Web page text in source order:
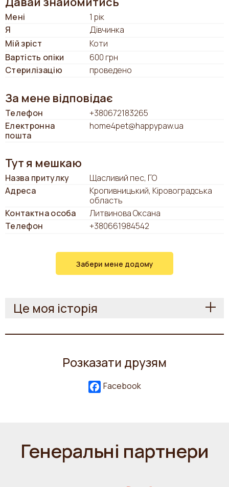
Мені
1 рік
Я
Дівчинка
Мій зріст
Коти
Вартість опіки
600 грн
Стерилізацію
проведено
За мене відповідає
Телефон
+380672183265
Електронна
пошта
home4pet@happypaw.ua
Тут я мешкаю
Назва притулку
Щасливий пес, ГО
Адреса
Кропивницький, Кіровоградська
область
Контактна особа
Литвинова Оксана
Телефон
+380661984542
Забери мене додому
Це моя історія
Розказати друзям
Facebook
Генеральні партнери